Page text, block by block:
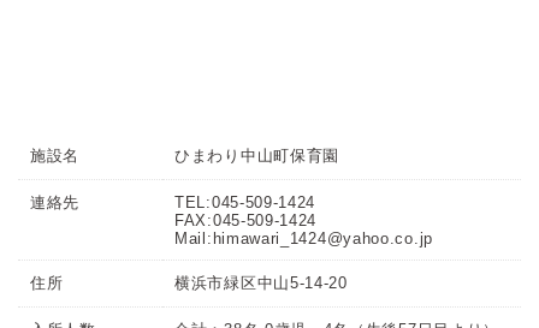
施設名 ひまわり中山町保育園
連絡先
TEL:045-509-1424
FAX:045-509-1424
Mail:himawari_1424@yahoo.co.jp
住所 横浜市緑区中山5-14-20